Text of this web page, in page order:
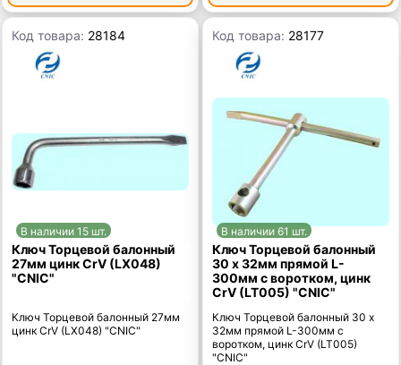
Код товара: 28184
В наличии 15 шт.
Ключ Торцевой балонный
27мм цинк CrV (LX048)
"CNIC"
Ключ Торцевой балонный 27мм
цинк CrV (LX048) "CNIC"
Код товара: 28177
В наличии 61 шт.
Ключ Торцевой балонный
30 х 32мм прямой L-
300мм с воротком, цинк
CrV (LT005) "CNIC"
Ключ Торцевой балонный 30 х
32мм прямой L-300мм с
воротком, цинк CrV (LT005)
"CNIC"